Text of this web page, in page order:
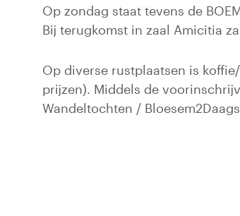
Op zondag staat tevens de
Bij terugkomst in zaal Amicitia
Op diverse rustplaatsen is
prijzen). Middels de
Wandeltochten /